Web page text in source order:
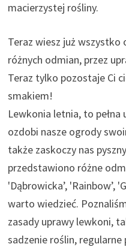
macierzystej rośliny.
Teraz wiesz już wszystko
różnych odmian, przez
Teraz tylko pozostaje Ci
smakiem!
Lewkonia letnia, to
ozdobi nasze ogrody
także zaskoczy nas
przedstawiono różne
'Dąbrowicka’, 'Rainbow’,
warto wiedzieć.
zasady uprawy lewkoni,
sadzenie roślin,